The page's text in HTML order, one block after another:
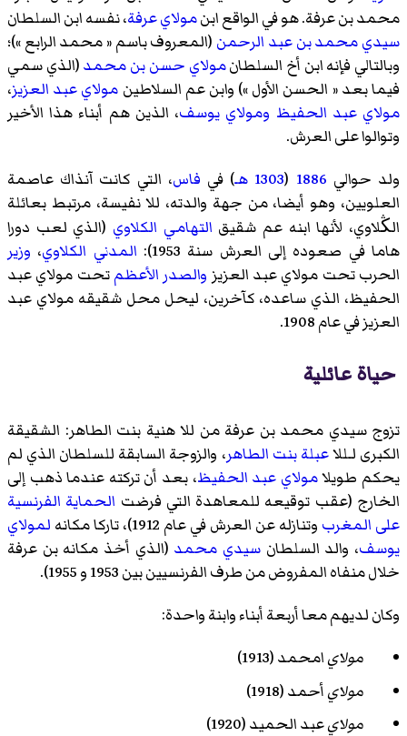
محمد بن عرفة. هو في الواقع ابنمولاي عرفة، نفسه ابن السلطان
سيدي محمد بن عبد الرحمن (المعروف باسم « محمد الرابع »)؛
وبالتالي فإنه ابن أخ السلطانمولاي حسن بن محمد(الذي سمي
فيما بعد « الحسن الأول ») وابن عم السلاطين مولاي عبد العزيز،
مولاي عبد الحفيظ ومولاي يوسف، الذين هم أبناء هذا الأخير
وتوالوا على العرش.
ولد حوالي 1886
(1303 هـ ) في فاس، التي كانت آنذاك عاصمة
العلويين، وهو أيضا، من جهة والدته، للا نفيسة، مرتبط بعائلة
الڭلاوي، لأنها ابنه عم شقيق التهامي الكلاوي (الذي لعب دورا
هاما في صعوده إلى العرش سنة 1953):
المدني الكلاوي، وزير
الحرب تحت مولاي عبد العزيز والصدر الأعظمتحت مولاي عبد
الحفيظ، الذي ساعده، كآخرين، ليحل محل شقيقه مولاي عبد
العزيز في عام 1908.
حياة عائلية
تزوج سيدي محمد بن عرفة من للا هنية بنت الطاهر: الشقيقة
الكبرى لـللاعبلة بنت الطاهر، والزوجة السابقة للسلطان الذي لم
يحكم طويلامولاي عبد الحفيظ، بعد أن تركته عندما ذهب إلى
الخارج (عقب توقيعه للمعاهدة التي فرضت الحماية الفرنسية
على المغرب وتنازله عن العرش في عام 1912)، تاركا مكانه
لمولاي
يوسف، والد السلطان سيدي محمد (الذي أخذ مكانه بن عرفة
خلال منفاه المفروض من طرف الفرنسيين بين 1953 و 1955).
وكان لديهم معا أربعة أبناء وابنة واحدة:
مولايامحمد (1913)
مولايأحمد (1918)
مولايعبد الحميد (1920)